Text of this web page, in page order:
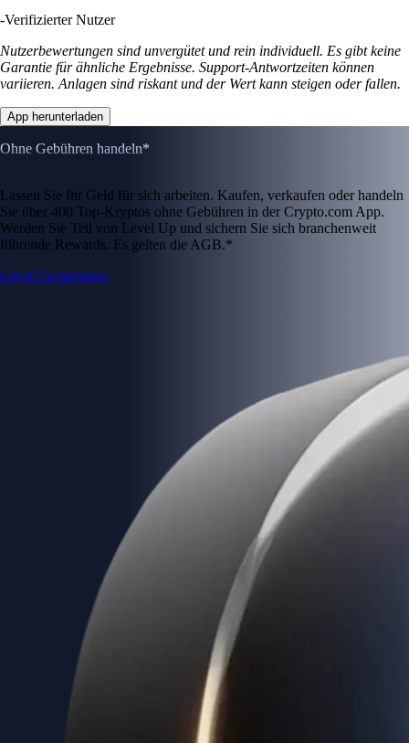
-Verifizierter Nutzer
Nutzerbewertungen sind unvergütet und rein individuell. Es gibt keine
Garantie für ähnliche Ergebnisse. Support-Antwortzeiten können
variieren. Anlagen sind riskant und der Wert kann steigen oder fallen.
App herunterladen
Ohne Gebühren handeln*
Lassen Sie Ihr Geld für sich arbeiten. Kaufen, verkaufen oder handeln
Sie über 400 Top-Kryptos ohne Gebühren in der Crypto.com App.
Werden Sie Teil von Level Up und sichern Sie sich branchenweit
führende Rewards. Es gelten die AGB.*
Level Up beitreten